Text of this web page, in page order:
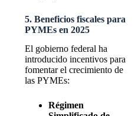
5. Beneficios fiscales para
PYMEs en 2025
El gobierno federal ha
introducido incentivos para
fomentar el crecimiento de
las PYMEs:
Régimen